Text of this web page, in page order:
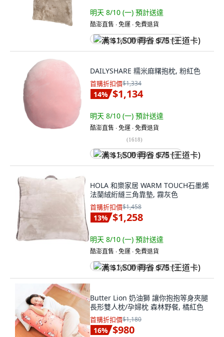
明天 8/10 (一) 預計送達
酷澎直售 ∙ 免運 ∙ 免費退貨
满 $1,500 再省 $75 (王道卡)
DAILYSHARE 糯米麻糬抱枕, 粉紅色
首購折扣價$1,334
14% $1,134
明天 8/10 (一) 預計送達
酷澎直售 ∙ 免運 ∙ 免費退貨
(1618)
满 $1,500 再省 $75 (王道卡)
HOLA 和樂家居 WARM TOUCH石墨烯
法蘭絨絎縫三角靠墊, 霧灰色
首購折扣價$1,458
13% $1,258
明天 8/10 (一) 預計送達
酷澎直售 ∙ 免運 ∙ 免費退貨
满 $1,500 再省 $75 (王道卡)
Butter Lion 奶油獅 讓你抱抱等身夾腿
長形雙人枕/孕婦枕 森林野餐, 橘紅色
首購折扣價$1,180
16% $980